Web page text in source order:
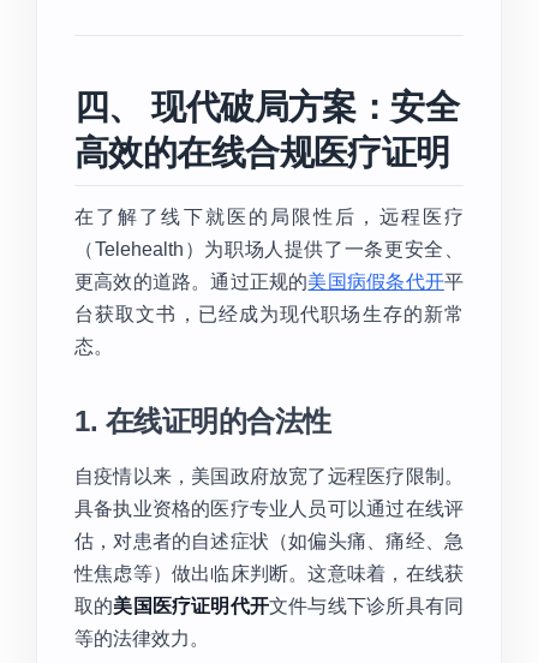
四、 现代破局方案：安全
高效的在线合规医疗证明
在了解了线下就医的局限性后，远程医疗
（Telehealth）为职场人提供了一条更安全、
更高效的道路。通过正规的美国病假条代开平
台获取文书，已经成为现代职场生存的新常
态。
1. 在线证明的合法性
自疫情以来，美国政府放宽了远程医疗限制。
具备执业资格的医疗专业人员可以通过在线评
估，对患者的自述症状（如偏头痛、痛经、急
性焦虑等）做出临床判断。这意味着，在线获
取的美国医疗证明代开文件与线下诊所具有同
等的法律效力。